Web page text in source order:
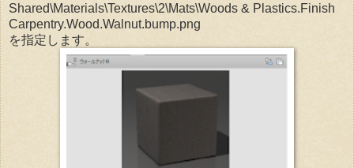
Shared\Materials\Textures\2\Mats\Woods & Plastics.Finish
Carpentry.Wood.Walnut.bump.png
を指定します。